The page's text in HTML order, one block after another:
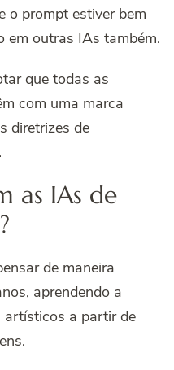
o prompt estiver bem
em outras IAs também.
que todas as
com uma marca
diretrizes de
as IAs de
de maneira
aprendendo a
artísticos a partir de